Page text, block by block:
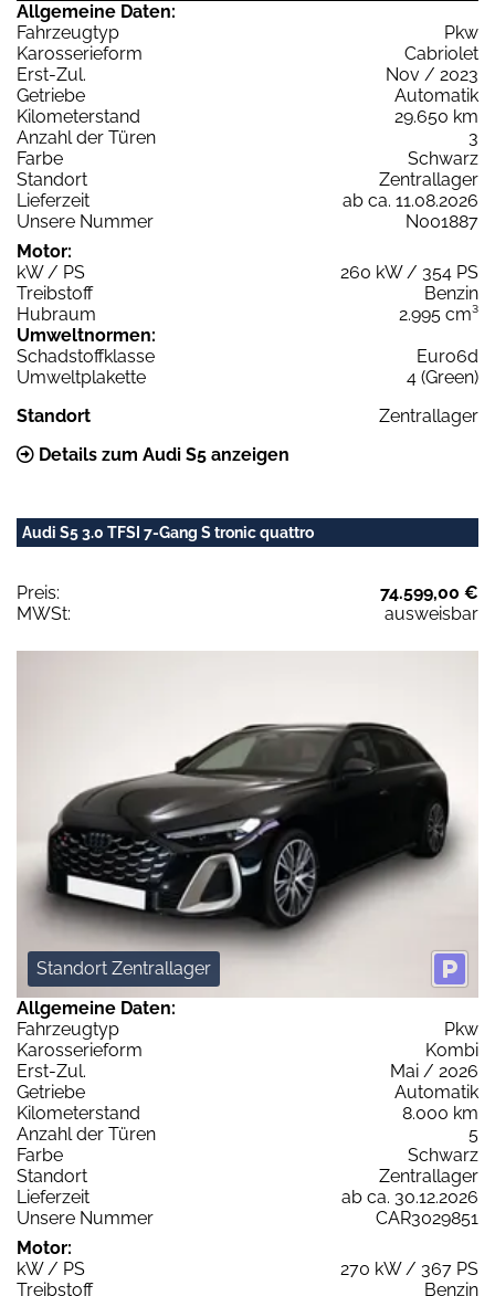
Allgemeine Daten:
Fahrzeugtyp
Pkw
Karosserieform
Cabriolet
Erst-Zul.
Nov / 2023
Getriebe
Automatik
Kilometerstand
29.650 km
Anzahl der Türen
3
Farbe
Schwarz
Standort
Zentrallager
Lieferzeit
ab ca. 11.08.2026
Unsere Nummer
N001887
Motor:
kW / PS
260 kW / 354 PS
Treibstoff
Benzin
Hubraum
2.995 cm³
Umweltnormen:
Schadstoffklasse
Euro6d
Umweltplakette
4 (Green)
Standort
Zentrallager
Details zum Audi S5 anzeigen
Audi S5 3.0 TFSI 7-Gang S tronic quattro
Preis:
74.599,00 €
MWSt:
ausweisbar
Standort Zentrallager
Allgemeine Daten:
Fahrzeugtyp
Pkw
Karosserieform
Kombi
Erst-Zul.
Mai / 2026
Getriebe
Automatik
Kilometerstand
8.000 km
Anzahl der Türen
5
Farbe
Schwarz
Standort
Zentrallager
Lieferzeit
ab ca. 30.12.2026
Unsere Nummer
CAR3029851
Motor:
kW / PS
270 kW / 367 PS
Treibstoff
Benzin